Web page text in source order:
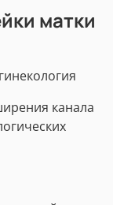
матки
канала